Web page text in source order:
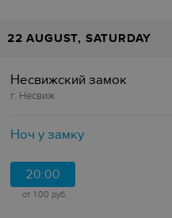
22 AUGUST, SATURDAY
Несвижский замок
г. Несвиж
Ноч у замку
20:00
от 100 руб.